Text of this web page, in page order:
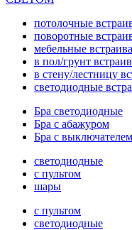
потолочные
поворотные
мебельные
в пол/грунт
в стену/лестницу
светодиодные
Бра светодиодные
Бра с абажуром
Бра с выключателем
светодиодные
с пультом
шары
с пультом
светодиодные